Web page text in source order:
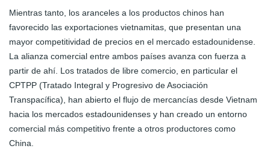
Mientras tanto, los aranceles a los productos chinos han
favorecido las exportaciones vietnamitas, que presentan una
mayor competitividad de precios en el mercado estadounidense.
La alianza comercial entre ambos países avanza con fuerza a
partir de ahí. Los tratados de libre comercio, en particular el
CPTPP (Tratado Integral y Progresivo de Asociación
Transpacífica), han abierto el flujo de mercancías desde Vietnam
hacia los mercados estadounidenses y han creado un entorno
comercial más competitivo frente a otros productores como
China.